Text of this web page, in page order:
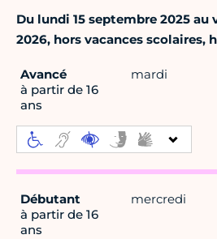
Du lundi 15 septembre 2025 au
2026, hors vacances scolaires,
Avancé
à partir de 16
ans
mardi
Débutant
à partir de 16
ans
mercredi